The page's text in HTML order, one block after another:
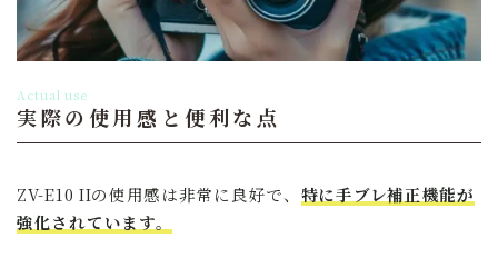
Actual use
実際の使用感と便利な点
ZV-E10 IIの使用感は非常に良好で、 特に手ブレ補正機能が
強化されています。